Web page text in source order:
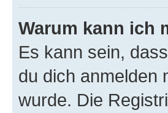
Warum kann ich
Es kann sein,
du dich anmelden
wurde. Die